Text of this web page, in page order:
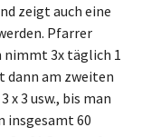
zeigt auch eine
Pfarrer
nimmt 3x täglich 1
dann am zweiten
x 3 usw., bis man
insgesamt 60